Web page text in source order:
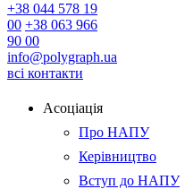
+38 044 578 19
00 +38 063 966
90 00
info@polygraph.ua
всі контакти
Асоціація
Про НАПУ
Керівництво
Вступ до НАПУ